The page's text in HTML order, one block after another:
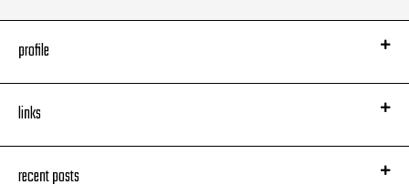
私ども主催の判断で、お支払い戻しの対象といたしますので、
安心して公演をお待ちいただき、またご希望される方は、
先々のチケットまでお求めくださいませ。
ており、
今回はスペシャル！
Photography by CHERRY CHILL WILL.さんです。
profile
links
recent posts